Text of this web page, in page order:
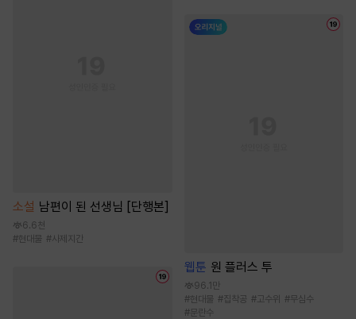
소설 남편이 된 선생님 [단행본]
6.6천
#현대물 #사제지간
웹툰 원 플러스 투
96.1만
#현대물 #집착공 #고수위 #무심수
#문란수